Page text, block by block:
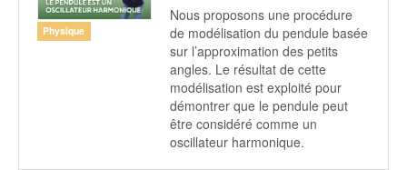
Physique
Nous proposons une procédure
de modélisation du pendule basée
sur l’approximation des petits
angles. Le résultat de cette
modélisation est exploité pour
démontrer que le pendule peut
être considéré comme un
oscillateur harmonique.